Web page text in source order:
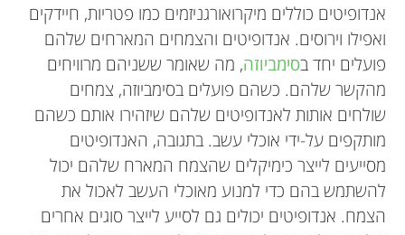
אנדופיטים כוללים מיקרואורגניזמים כמו פטריות, חיידקים
ואפילו וירוסים. אנדופיטים והצמחים המארחים שלהם
פועלים יחד בסימביוזה, מה שאומר ששניהם מרוויחים
מהקשר שלהם. כשהם פועלים בסימביוזה, צמחים
שולחים אותות לאנדופיטים שלהם שיזהירו אותם כשהם
מותקפים על-ידי אוכלי עשב. בתגובה, האנדופיטים
מסייעים לייצר כימיקלים שהצמח המארח שלהם יכול
להשתמש בהם כדי למנוע מאוכלי העשב לאכול את
הצמח. אנדופיטים יכולים גם לסייע לייצר סוגים אחרים